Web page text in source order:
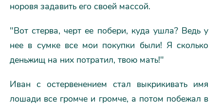
норовя задавить его своей массой.
"Вот стерва, черт ее побери, куда ушла? Ведь у
нее в сумке все мои покупки были! Я сколько
деньжищ на них потратил, твою мать!"
Иван с остервенением стал выкрикивать имя
лошади все громче и громче, а потом побежал в